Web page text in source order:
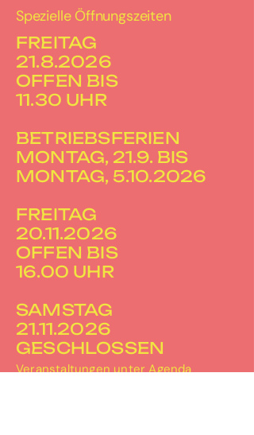
Spezielle Öffnungszeiten
FREITAG
21.8.2026
OFFEN BIS
11.30 UHR
BETRIEBSFERIEN
MONTAG, 21.9. BIS
MONTAG, 5.10.2026
FREITAG
20.11.2026
OFFEN BIS
16.00 UHR
SAMSTAG
21.11.2026
GESCHLOSSEN
Veranstaltungen unterAgenda